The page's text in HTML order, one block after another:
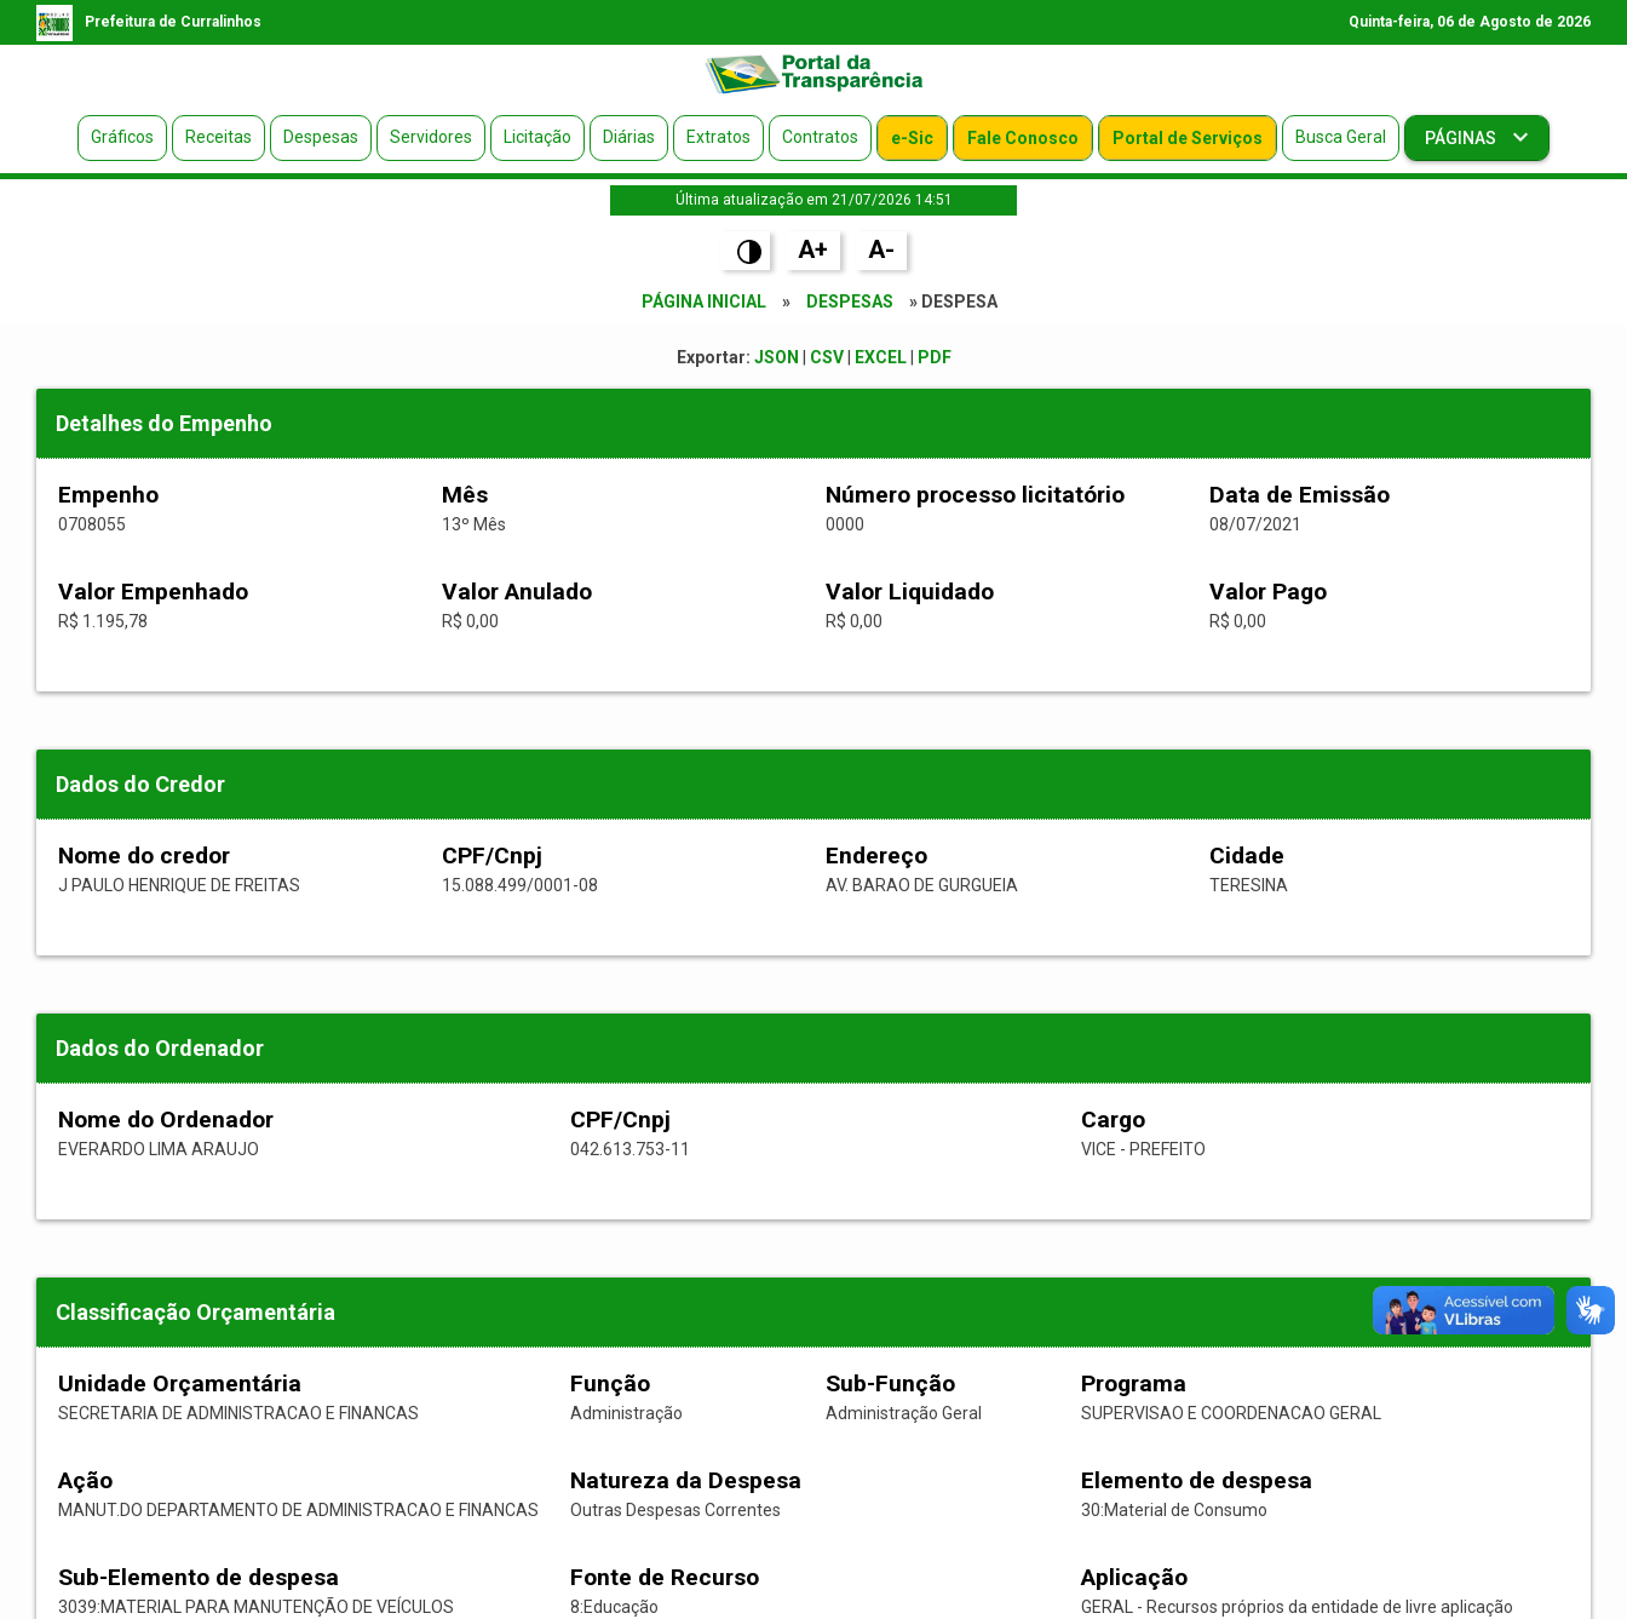
Prefeitura de Curralinhos Quinta-feira, 06 de Agosto de 2026
Gráficos Receitas Despesas Servidores Licitação Diárias Extratos Contratos e-Sic Fale Conosco Portal de Serviços Busca Geral PÁGINAS
Última atualização em 21/07/2026 14:51
A+ A-
PÁGINA INICIAL » DESPESAS » DESPESA
Exportar: JSON CSV| EXCEL| PDF
Detalhes do Empenho
Empenho
0708055
Mês
13º Mês
Número processo licitatório
0000
Data de Emissão
08/07/2021
Valor Empenhado
R$ 1.195,78
Valor Anulado
R$ 0,00
Valor Liquidado
R$ 0,00
Valor Pago
R$ 0,00
Dados do Credor
Nome do credor
J PAULO HENRIQUE DE FREITAS
CPF/Cnpj
15.088.499/0001-08
Endereço
AV. BARAO DE GURGUEIA
Cidade
TERESINA
Dados do Ordenador
Nome do Ordenador
EVERARDO LIMA ARAUJO
CPF/Cnpj
042.613.753-11
Cargo
VICE - PREFEITO
Classificação Orçamentária
Unidade Orçamentária
SECRETARIA DE ADMINISTRACAO E FINANCAS
Função
Administração
Sub-Função
Administração Geral
Programa
SUPERVISAO E COORDENACAO GERAL
Ação
MANUT.DO DEPARTAMENTO DE ADMINISTRACAO E FINANCAS
Natureza da Despesa
Outras Despesas Correntes
Elemento de despesa
30:Material de Consumo
Sub-Elemento de despesa
3039:MATERIAL PARA MANUTENÇÃO DE VEÍCULOS
Fonte de Recurso
8:Educação
Aplicação
GERAL - Recursos próprios da entidade de livre aplicação